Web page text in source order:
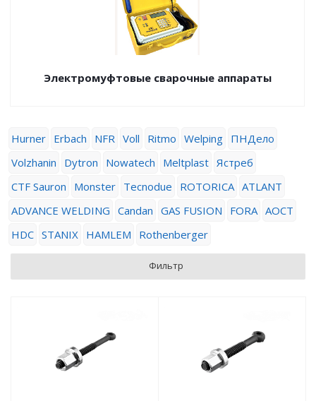
Электромуфтовые сварочные аппараты
Hurner Erbach NFR Voll Ritmo Welping ПНДело
Volzhanin
Dytron Nowatech Meltplast Ястреб
CTF Sauron
Monster Tecnodue ROTORICA ATLANT
ADVANCE WELDING Candan GAS FUSION FORA АОСТ
HDC STANIX HAMLEM Rothenberger
Фильтр